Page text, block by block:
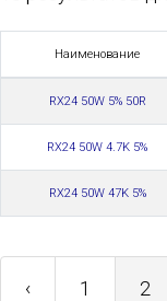
Наименование
RX24 50W 5% 50R
RX24 50W 4.7K 5%
RX24 50W 47K 5%
‹ 1 2